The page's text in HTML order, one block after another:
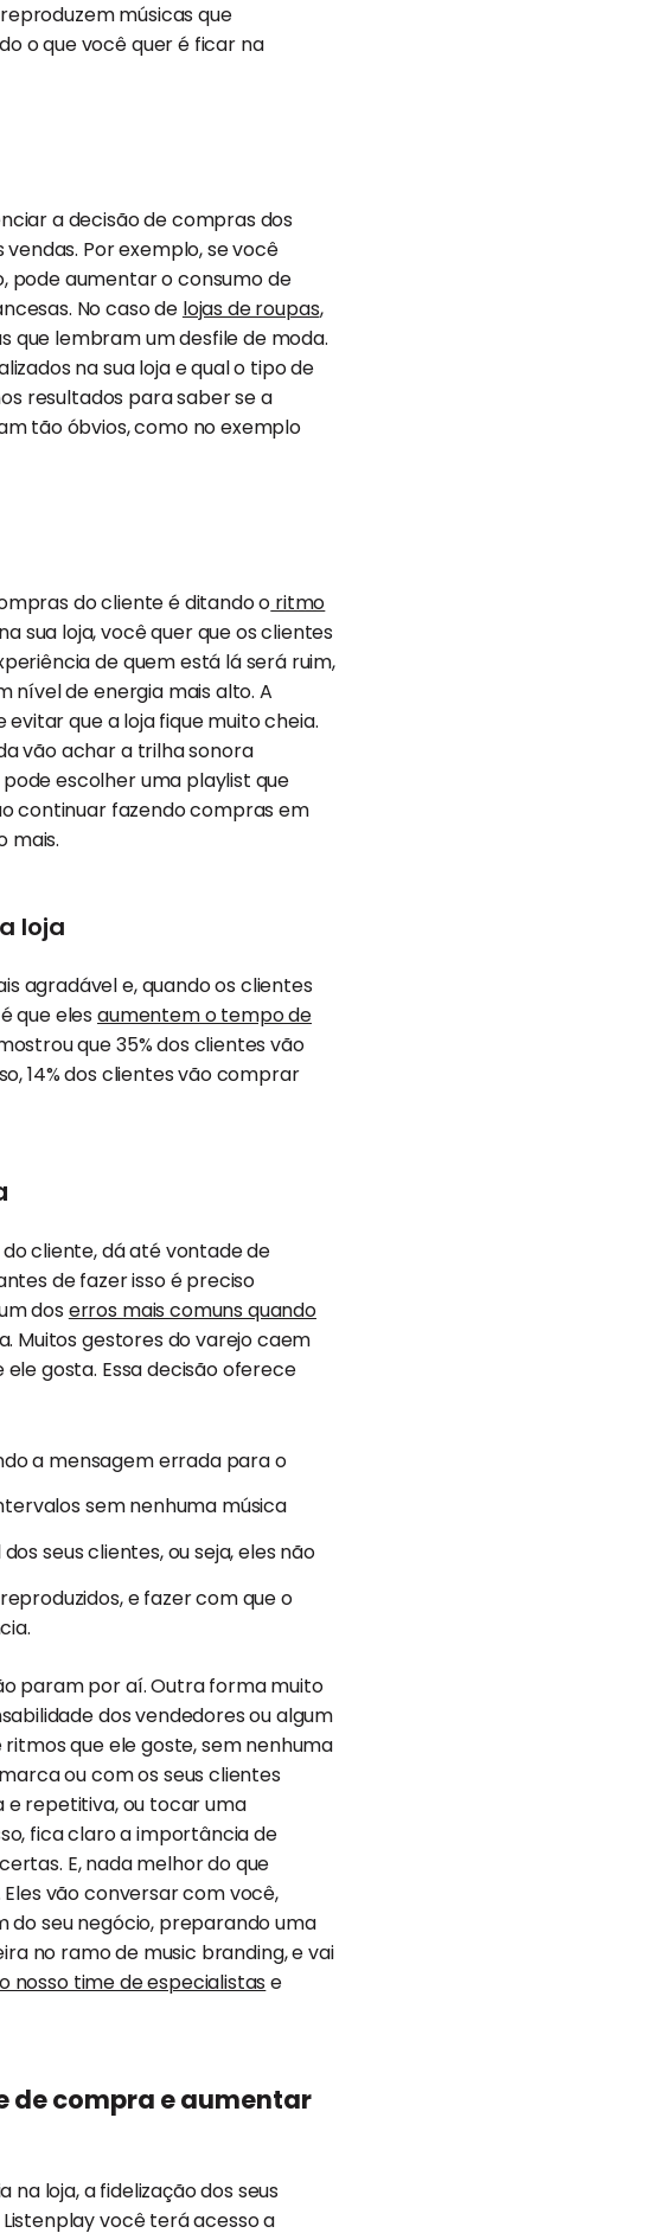
músicas que
o que você quer é ficar na
a decisão de compras dos
Por exemplo, se você
pode aumentar o consumo de
No caso de lojas de roupas,
que lembram um desfile de moda.
na sua loja e qual o tipo de
resultados para saber se a
tão óbvios, como no exemplo
do cliente é ditando o ritmo
sua loja, você quer que os clientes
de quem está lá será ruim,
nível de energia mais alto. A
que a loja fique muito cheia.
vão achar a trilha sonora
escolher uma playlist que
continuar fazendo compras em
mais.
loja
agradável e, quando os clientes
que elesaumentem o tempo de
que 35% dos clientes vão
14% dos clientes vão comprar
cliente, dá até vontade de
de fazer isso é preciso
dos erros mais comuns quando
Muitos gestores do varejo caem
gosta. Essa decisão oferece
a mensagem errada para o
sem nenhuma música
seus clientes, ou seja, eles não
e fazer com que o
param por aí. Outra forma muito
dos vendedores ou algum
que ele goste, sem nenhuma
ou com os seus clientes
repetitiva, ou tocar uma
fica claro a importância de
E, nada melhor do que
vão conversar com você,
do seu negócio, preparando uma
no ramo de music branding, e vai
nosso time de especialistas e
de compra e aumentar
loja, a fidelização dos seus
você terá acesso a